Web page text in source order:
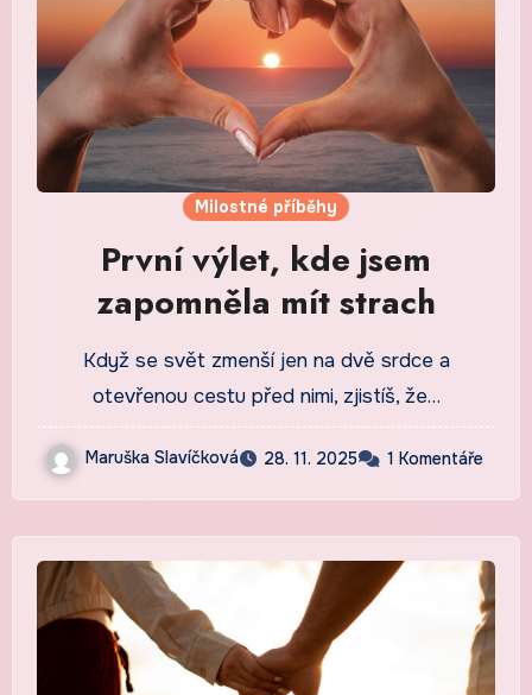
Milostné příběhy
První výlet, kde jsem
zapomněla mít strach
Když se svět zmenší jen na dvě srdce a
otevřenou cestu před nimi, zjistíš, že…
Maruška Slavíčková 28. 11. 2025 1 Komentáře